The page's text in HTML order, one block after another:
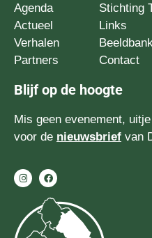
Agenda
Actueel
Verhalen
Partners
Stichting
Links
Beeldbank
Contact
Blijf op de hoogte
Mis geen evenement,
voor de nieuwsbrief van